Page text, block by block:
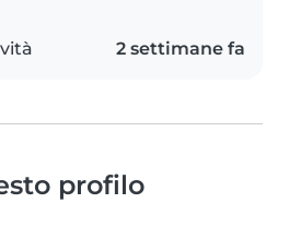
2 settimane fa
profilo